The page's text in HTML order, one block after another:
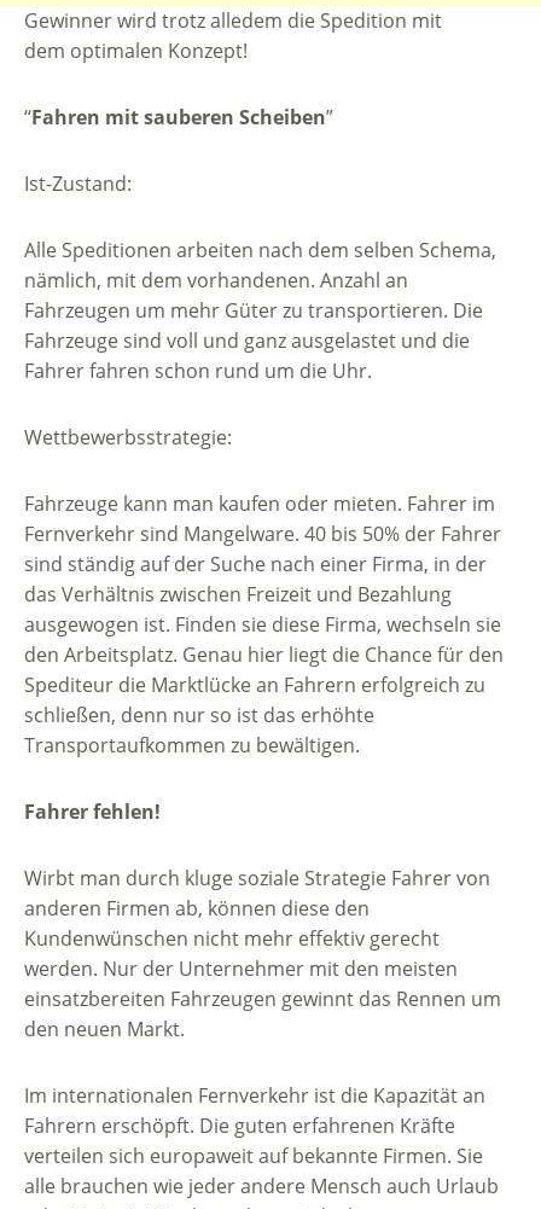
Gewinner wird trotz alledem die Spedition mit
dem optimalen Konzept!
‘‘Fahren mit sauberen Scheiben”
Ist-Zustand:
Alle Speditionen arbeiten nach dem selben Schema,
nämlich, mit dem vorhandenen. Anzahl an
Fahrzeugen um mehr Güter zu transportieren. Die
Fahrzeuge sind voll und ganz ausgelastet und die
Fahrer fahren schon rund um die Uhr.
Wettbewerbsstrategie:
Fahrzeuge kann man kaufen oder mieten. Fahrer im
Fernverkehr sind Mangelware. 40 bis 50% der Fahrer
sind ständig auf der Suche nach einer Firma, in der
das Verhältnis zwischen Freizeit und Bezahlung
ausgewogen ist. Finden sie diese Firma, wechseln sie
den Arbeitsplatz. Genau hier liegt die Chance für den
Spediteur die Marktlücke an Fahrern erfolgreich zu
schließen, denn nur so ist das erhöhte
Transportaufkommen zu bewältigen.
Fahrer fehlen!
Wirbt man durch kluge soziale Strategie Fahrer von
anderen Firmen ab, können diese den
Kundenwünschen nicht mehr effektiv gerecht
werden. Nur der Unternehmer mit den meisten
einsatzbereiten Fahrzeugen gewinnt das Rennen um
den neuen Markt.
Im internationalen Fernverkehr ist die Kapazität an
Fahrern erschöpft. Die guten erfahrenen Kräfte
verteilen sich europaweit auf bekannte Firmen. Sie
alle brauchen wie jeder andere Mensch auch Urlaub